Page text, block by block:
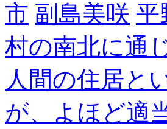
市 副島美咲 平
村の南北に通
人間の住居と
が、よほど適